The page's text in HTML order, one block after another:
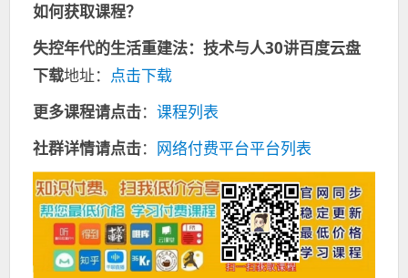
如何获取课程？
失控年代的生活重建法：技术与人30讲百度云盘
下载地址： 点击下载
更多课程请点击： 课程列表
社群详情请点击： 网络付费平台平台列表